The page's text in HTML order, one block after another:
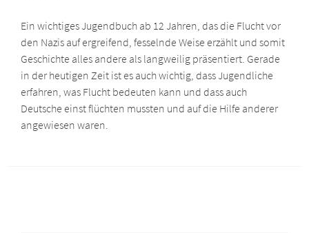
Ein wichtiges Jugendbuch ab 12 Jahren, das die Flucht vor
den Nazis auf ergreifend, fesselnde Weise erzählt und somit
Geschichte alles andere als langweilig präsentiert. Gerade
in der heutigen Zeit ist es auch wichtig, dass Jugendliche
erfahren, was Flucht bedeuten kann und dass auch
Deutsche einst flüchten mussten und auf die Hilfe anderer
angewiesen waren.